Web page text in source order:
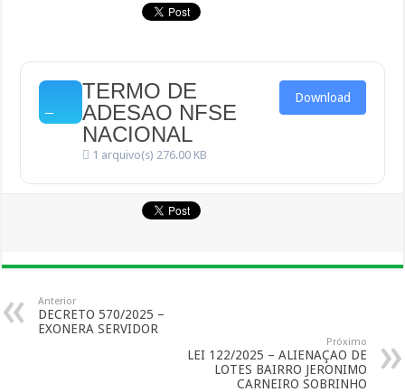
TERMO DE
ADESAO NFSE
NACIONAL
1 arquivo(s) 276.00 KB
Download
Anterior
DECRETO 570/2025 –
EXONERA SERVIDOR
Próximo
LEI 122/2025 – ALIENAÇAO DE
LOTES BAIRRO JERONIMO
CARNEIRO SOBRINHO